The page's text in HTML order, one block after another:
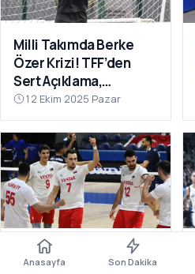
Milli Takımda Berke
Özer Krizi! TFF’den
Sert Açıklama,
Kaleciden Yanıt
Gecikmedi
12 Ekim 2025 Pazar
Filenin Efeleri Dünya
Şampiyonası’nda 2’de
Anasayfa Son Dakika